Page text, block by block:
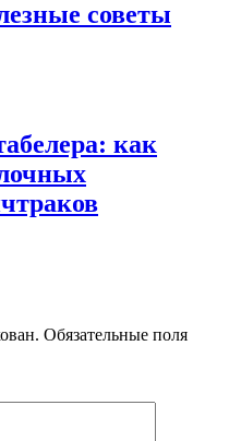
советы
как
Обязательные поля